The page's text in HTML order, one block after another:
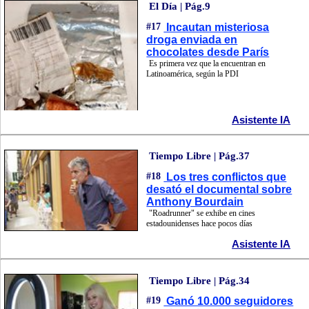
El Día | Pág.9
#17
Incautan misteriosa
droga enviada en
chocolates desde París
Es primera vez que la encuentran en
Latinoamérica, según la PDI
Asistente IA
Tiempo Libre | Pág.37
#18
Los tres conflictos que
desató el documental sobre
Anthony Bourdain
"Roadrunner" se exhibe en cines
estadounidenses hace pocos días
Asistente IA
Tiempo Libre | Pág.34
#19 Ganó 10.000 seguidores